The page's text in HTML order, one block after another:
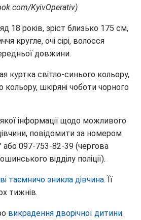
KyivOperativ)
18 років, зріст близько 175 см,
кругле, очі сірі, волосся
довжини.
куртка світло-синього кольору,
шкіряні чоботи чорного
інформації щодо можливого
повідомити за номером
або 097-753-82-39 (чергова
відділу поліції).
таємничо зникла дівчина. Її
тижнів.
викрадення дворічної дитини.